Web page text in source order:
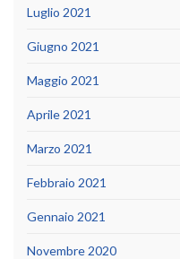
Luglio 2021
Giugno 2021
Maggio 2021
Aprile 2021
Marzo 2021
Febbraio 2021
Gennaio 2021
Novembre 2020